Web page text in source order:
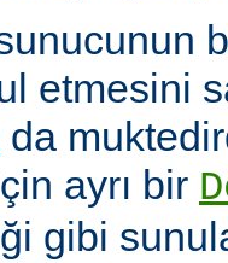
etmesini
da
ayrı bir
gibi